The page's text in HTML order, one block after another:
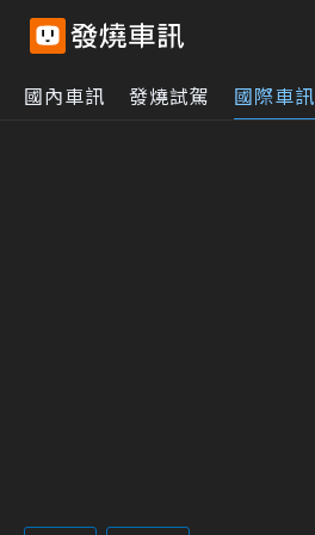
國內車訊 發燒試駕 國際車訊